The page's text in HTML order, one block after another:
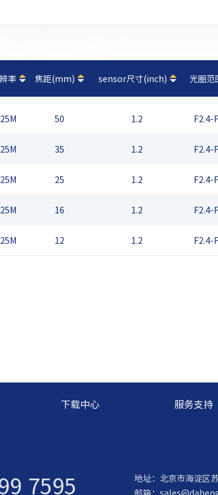
率 焦距(mm) sensor尺寸(inch) 光圈范
25M 50 1.2 F2.4-
25M 35 1.2 F2.4-
25M 25 1.2 F2.4-
25M 16 1.2 F2.4-
25M 12 1.2 F2.4-
下载中心 服务支持
7595
地址：北京市海淀区